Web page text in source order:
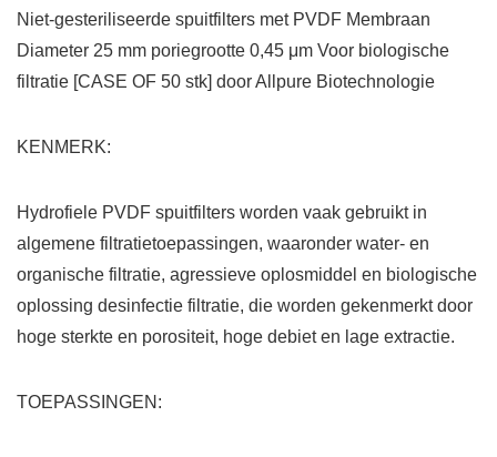
Niet-gesteriliseerde spuitfilters met PVDF Membraan
Diameter 25 mm poriegrootte 0,45 μm Voor biologische
filtratie [CASE OF 50 stk] door Allpure Biotechnologie
KENMERK:
Hydrofiele PVDF spuitfilters worden vaak gebruikt in
algemene filtratietoepassingen, waaronder water- en
organische filtratie, agressieve oplosmiddel en biologische
oplossing desinfectie filtratie, die worden gekenmerkt door
hoge sterkte en porositeit, hoge debiet en lage extractie.
TOEPASSINGEN: